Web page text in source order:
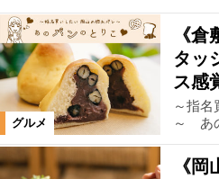
東備エリア 高梁
津山・美作エリア
岡山県外
グルメ
《
タッ
ス感
～指名
～ あ
《